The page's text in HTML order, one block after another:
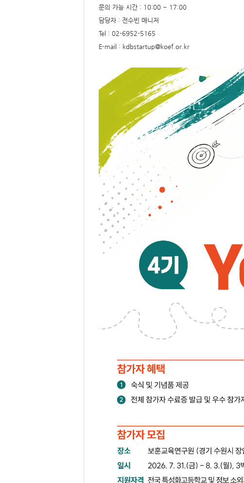
문의 가능 시간 : 10:00 ~ 17:00
담당자 : 전수빈 매니저
Tel : 02-6952-5165
E-mail : kdbstartup@koef.or.kr